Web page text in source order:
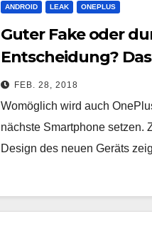
ANDROID LEAK ONEPLUS
Guter Fake oder
Entscheidung?
OnePlus 6 sein
FEB. 28, 2018
Womöglich wird auch
nächste Smartphone setzen.
Design des neuen Geräts